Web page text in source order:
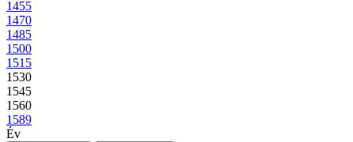
1455
1470
1485
1500
1515
1530
1545
1560
1589
Év